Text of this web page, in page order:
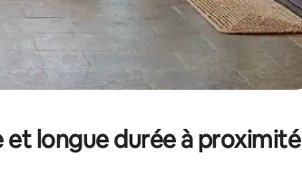
et longue durée à proximité